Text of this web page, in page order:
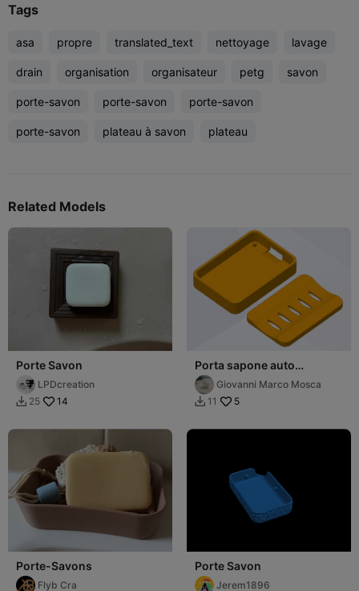
Tags
asa propre translated_text nettoyage lavage
drain organisation organisateur petg savon
porte-savon porte-savon porte-savon
porte-savon plateau à savon plateau
Related Models
Porte Savon
LPDcreation
 25 14
Porta sapone auto
drenanteGiovanni Marco Mosca
 11 5
Porte-Savons
Flyb Cra
Porte Savon
Jerem1896